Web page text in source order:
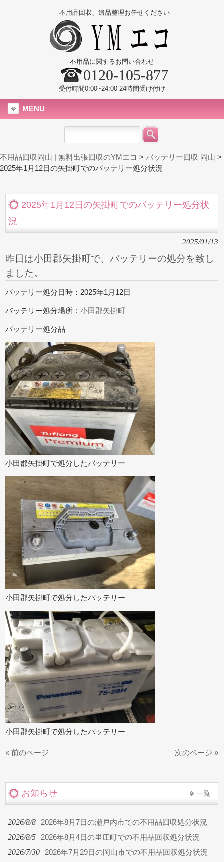
不用品回収、遺品整理お任せください
不用品に関するお問い合わせ
0120-105-877
受付時間0:00~24:00 24時間受け付け
MENU
不用品回収岡山 | 無料出張回収のYMエコ > バッテリー回収 岡山 >
2025年1月12日の矢掛町でのバッテリー処分状況
2025年1月12日の矢掛町でのバッテリー処分状
況
2025/01/13
昨日は小田郡矢掛町で、バッテリーの処分を致し
ました。
バッテリー処分日時：2025年1月12日
バッテリー処分場所：小田郡矢掛町
バッテリー処分品
小田郡矢掛町で処分したバッテリー
小田郡矢掛町で処分したバッテリー
小田郡矢掛町で処分したバッテリー
« 前のページ 次のページ »
お知らせ 一覧
2026/8/8 2026年8月7日の瀬戸内市での不用品回収処分状況
2026/8/5 2026年8月4日の里庄町での不用品回収処分状況
2026/7/30 2026年7月29日の岡山市での不用品回収処分状況